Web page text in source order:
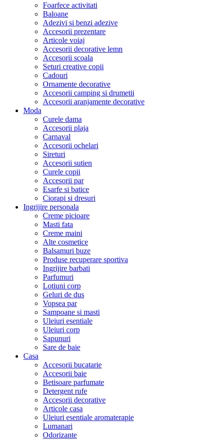
Foarfece activitati
Baloane
Adezivi si benzi adezive
Accesorii prezentare
Articole voiaj
Accesorii decorative lemn
Accesorii scoala
Seturi creative copii
Cadouri
Ornamente decorative
Accesorii camping si drumetii
Accesorii aranjamente decorative
Moda
Curele dama
Accesorii plaja
Carnaval
Accesorii ochelari
Sireturi
Accesorii sutien
Curele copii
Accesorii par
Esarfe si batice
Ciorapi si dresuri
Ingrijire personala
Creme picioare
Masti fata
Creme maini
Alte cosmetice
Balsamuri buze
Produse recuperare sportiva
Ingrijire barbati
Parfumuri
Lotiuni corp
Geluri de dus
Vopsea par
Sampoane si masti
Uleiuri esentiale
Uleiuri corp
Sapunuri
Sare de baie
Casa
Accesorii bucatarie
Accesorii baie
Betisoare parfumate
Detergent rufe
Accesorii decorative
Articole casa
Uleiuri esentiale aromaterapie
Lumanari
Odorizante